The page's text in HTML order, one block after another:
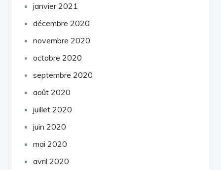
janvier 2021
décembre 2020
novembre 2020
octobre 2020
septembre 2020
août 2020
juillet 2020
juin 2020
mai 2020
avril 2020